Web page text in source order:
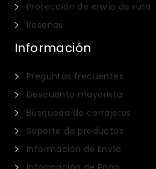
Protección de envío de ruta
Reseñas
Información
Preguntas frecuentes
Descuento mayorista
Búsqueda de cerrajeros
Soporte de productos
Información de Envío